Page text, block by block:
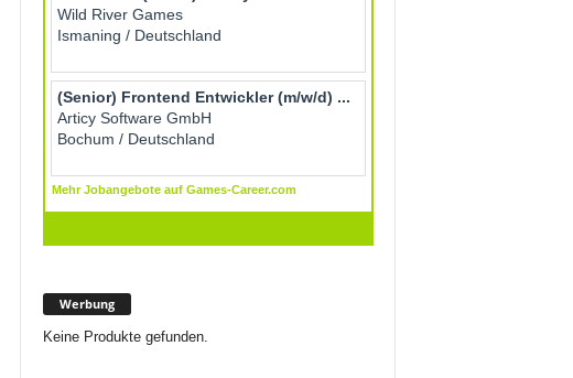
Werbung
Keine Produkte gefunden.